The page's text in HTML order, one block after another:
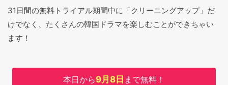
31日間の無料トライアル期間中に「クリーニングアップ」だ
けでなく、たくさんの韓国ドラマを楽しむことができちゃい
ます！
本日から9月8日 まで無料！